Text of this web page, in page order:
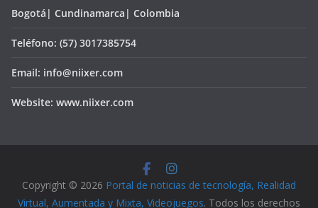
Bogotá| Cundinamarca| Colombia
Teléfono: (57) 3017385754
Email: info@niixer.com
Website: www.niixer.com
Copyright © 2026 Portal de noticias de tecnología, Realidad
Virtual, Aumentada y Mixta, Videojuegos. Todos los derechos